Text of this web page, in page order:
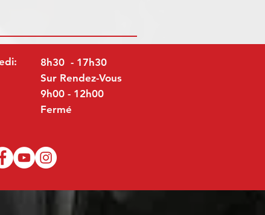
8h30 - 17h30
Sur Rendez-Vous
9h00 - 12h00
Fermé